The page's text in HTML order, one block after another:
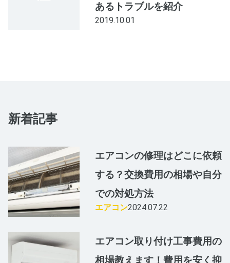
あるトラブルを紹介
2019.10.01
新着記事
エアコンの修理はどこに依頼
する？交換費用の相場や自分
での対処方法
エアコン2024.07.22
エアコン取り付け工事費用の
相場教えます！費用を安く抑